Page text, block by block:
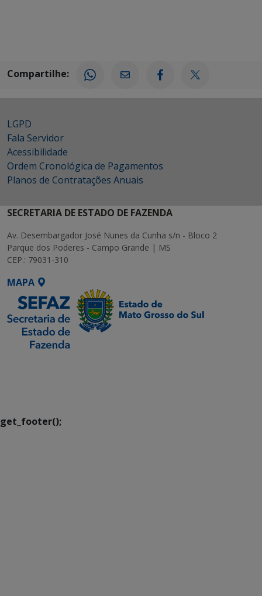
Compartilhe:
LGPD
Fala Servidor
Acessibilidade
Ordem Cronológica de Pagamentos
Planos de Contratações Anuais
SECRETARIA DE ESTADO DE FAZENDA
Av. Desembargador José Nunes da Cunha s/n - Bloco 2
Parque dos Poderes - Campo Grande | MS
CEP.: 79031-310
MAPA
get_footer();